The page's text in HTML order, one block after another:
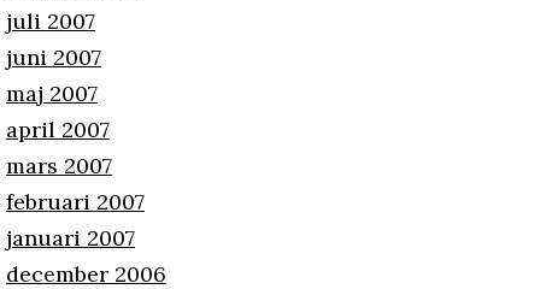
juli 2007
juni 2007
maj 2007
april 2007
mars 2007
februari 2007
januari 2007
december 2006